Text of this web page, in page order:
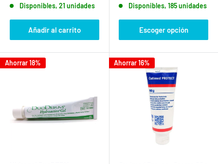
ventaDisponibles, 21 unidades
Añadir al carrito
ventaDisponibles, 185 unidades
Escoger opción
Ahorrar 18% Ahorrar 16%